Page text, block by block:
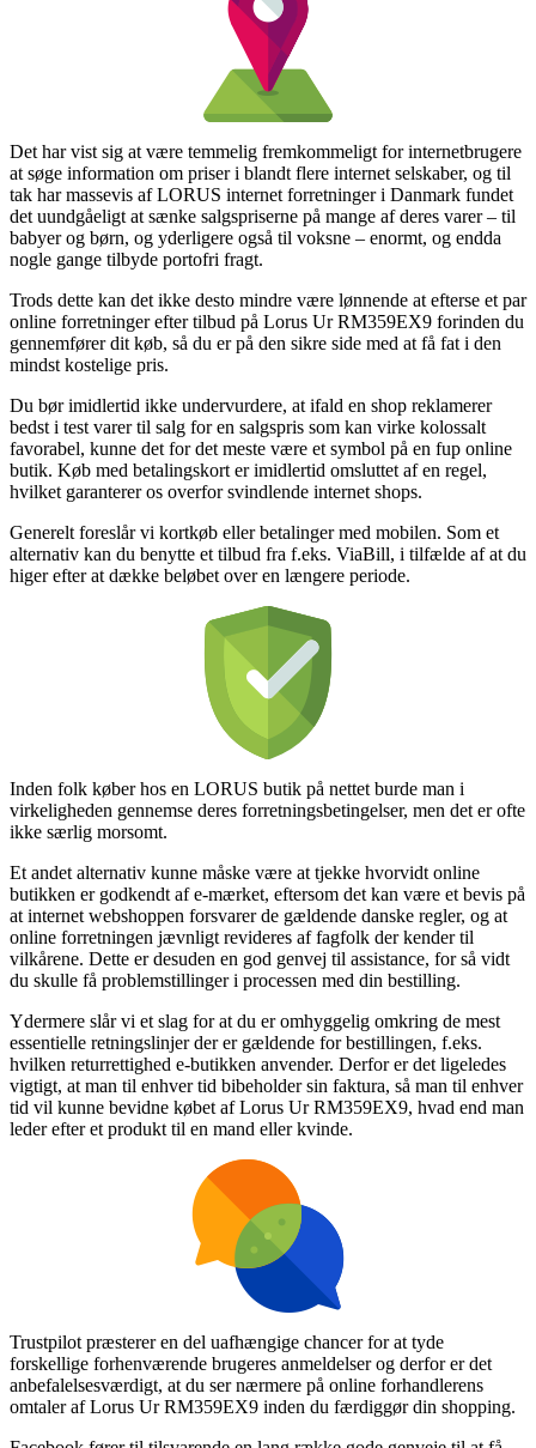
Det har vist sig at være temmelig fremkommeligt for internetbrugere
at søge information om priser i blandt flere internet selskaber, og til
tak har massevis af LORUS internet forretninger i Danmark fundet
det uundgåeligt at sænke salgspriserne på mange af deres varer – til
babyer og børn, og yderligere også til voksne – enormt, og endda
nogle gange tilbyde portofri fragt.
Trods dette kan det ikke desto mindre være lønnende at efterse et par
online forretninger efter tilbud på Lorus Ur RM359EX9 forinden du
gennemfører dit køb, så du er på den sikre side med at få fat i den
mindst kostelige pris.
Du bør imidlertid ikke undervurdere, at ifald en shop reklamerer
bedst i test varer til salg for en salgspris som kan virke kolossalt
favorabel, kunne det for det meste være et symbol på en fup online
butik. Køb med betalingskort er imidlertid omsluttet af en regel,
hvilket garanterer os overfor svindlende internet shops.
Generelt foreslår vi kortkøb eller betalinger med mobilen. Som et
alternativ kan du benytte et tilbud fra f.eks. ViaBill, i tilfælde af at du
higer efter at dække beløbet over en længere periode.
Inden folk køber hos en LORUS butik på nettet burde man i
virkeligheden gennemse deres forretningsbetingelser, men det er ofte
ikke særlig morsomt.
Et andet alternativ kunne måske være at tjekke hvorvidt online
butikken er godkendt af e-mærket, eftersom det kan være et bevis på
at internet webshoppen forsvarer de gældende danske regler, og at
online forretningen jævnligt revideres af fagfolk der kender til
vilkårene. Dette er desuden en god genvej til assistance, for så vidt
du skulle få problemstillinger i processen med din bestilling.
Ydermere slår vi et slag for at du er omhyggelig omkring de mest
essentielle retningslinjer der er gældende for bestillingen, f.eks.
hvilken returrettighed e-butikken anvender. Derfor er det ligeledes
vigtigt, at man til enhver tid bibeholder sin faktura, så man til enhver
tid vil kunne bevidne købet af Lorus Ur RM359EX9, hvad end man
leder efter et produkt til en mand eller kvinde.
Trustpilot præsterer en del uafhængige chancer for at tyde
forskellige forhenværende brugeres anmeldelser og derfor er det
anbefalelsesværdigt, at du ser nærmere på online forhandlerens
omtaler af Lorus Ur RM359EX9 inden du færdiggør din shopping.